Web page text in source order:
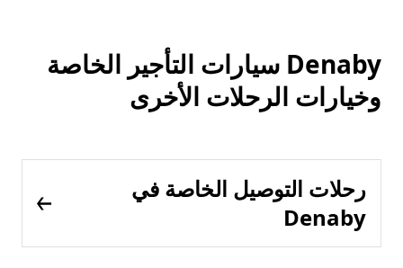
Denaby سيارات التأجير الخاصة
وخيارات الرحلات الأخرى
رحلات التوصيل الخاصة في
Denaby